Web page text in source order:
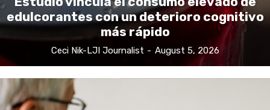
edulcorantes con un deterioro cognitivo
más rápido
Ceci Nik-LJI Journalist - August 5, 2026